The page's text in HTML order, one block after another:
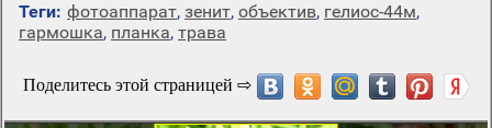
Теги: фотоаппарат, зенит, объектив, гелиос-44м,
гармошка, планка, трава